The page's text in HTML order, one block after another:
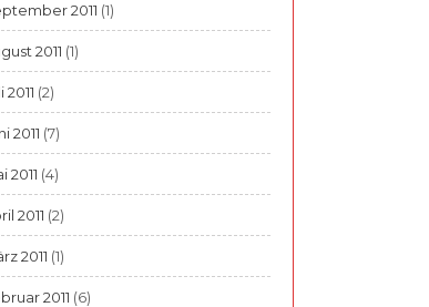
2011 (1)
2011 (1)
2011 (2)
2011 (7)
2011 (4)
2011 (2)
2011 (1)
2011 (6)